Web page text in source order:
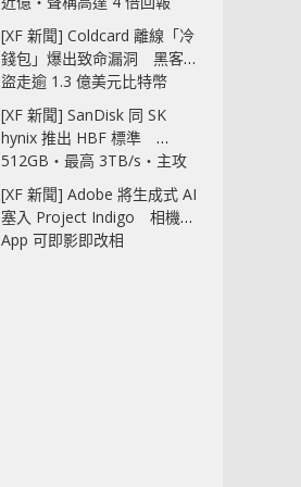
[XF 新聞] Coldcard 離線「冷
錢包」爆出致命漏洞 黑客已
盜走逾 1.3 億美元比特幣
[XF 新聞] SanDisk 同 SK
hynix 推出 HBF 標準
512GB‧最高 3TB/s‧主攻
AI 記憶體
[XF 新聞] Adobe 將生成式 AI
塞入 Project Indigo 相機
App 可即影即改相